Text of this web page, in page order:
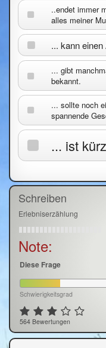
..endet immer
alles meiner
... kann
... gibt
bekannt.
... sollte noch
spannende
... ist
Schreiben
Erlebniserzählung
Note:
Diese Frage
Schwierigkeitsgrad
564 Bewertungen